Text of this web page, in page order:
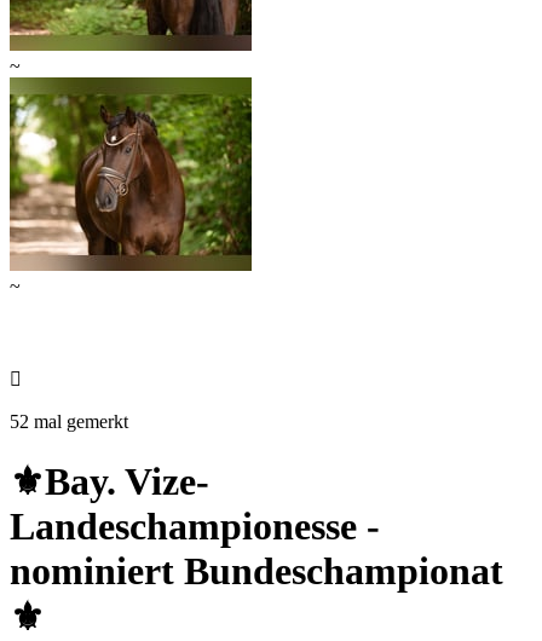
~
~

52 mal gemerkt
⚜️Bay. Vize-
Landeschampionesse -
nominiert Bundeschampionat
⚜️